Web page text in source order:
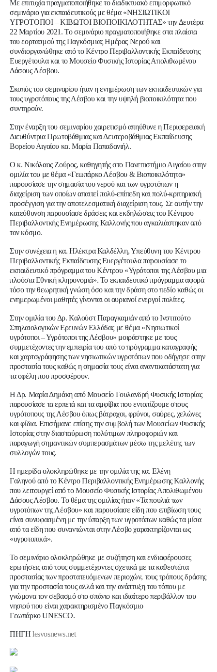
Με επιτυχία πραγματοποιήθηκε το διαδικτυακό επιμορφωτικό
σεμινάριο για εκπαιδευτικούς με θέμα «ΝΗΣΙΩΤΙΚΟΙ
ΥΓΡΟΤΟΠΟΙ – ΚΙΒΩΤΟΙ ΒΙΟΠΟΙΚΙΛΟΤΗΤΑΣ» την Δευτέρα
22 Μαρτίου 2021. Το σεμινάριο πραγματοποιήθηκε στα πλαίσια
του εορτασμού της Παγκόσμιας Ημέρας Νερού και
συνδιοργανώθηκε από τοΚέντρο Περιβαλλοντικής Εκπαίδευσης
Ευεργέτουλακαι το Μουσείο Φυσικής Ιστορίας Απολιθωμένου
Δάσους Λέσβου.
Σκοπός του σεμιναρίου ήταν η ενημέρωση των εκπαιδευτικών για
τους υγροτόπους της Λέσβου και την υψηλή βιοποικιλότητα που
συντηρούν.
Στην έναρξη του σεμιναρίου χαιρετισμό απηύθυνε η Περιφερειακή
Διευθύντρια Πρωτοβάθμιας και Δευτεροβάθμιας Εκπαίδευσης
Βορείου Αιγαίου κα. Μαρία Παπαδανιήλ.
Ο κ.Νικόλαος Ζούρος, καθηγητής στο Πανεπιστήμιο Αιγαίου στην
ομιλία του με θέμα «Γεωπάρκο Λέσβου & Βιοποικιλότητα»
παρουσίασε την σημασία του νερού και των υγροτόπων η
διαχείριση των οποίων απαιτεί πολύ-επίπεδη και πολύ-κριτηριακή
προσέγγιση για την αποτελεσματική διαχείριση τους. Σε αυτήν την
κατεύθυνση παρουσίασε δράσεις και εκδηλώσεις του Κέντρου
Περιβαλλοντκής Ενημέρωσης Καλλονής που αγκαλιάστηκαν από
τον κόσμο.
Στην συνέχεια η κα. Ηλέκτρα Καλδέλλη, Υπεύθυνη του Κέντρου
Περιβαλλοντικής Εκπαίδευσης Ευεργέτουλαπαρουσίασε το
εκπαιδευτικό πρόγραμμα του Κέντρου «Υγρότοποι της Λέσβου μια
πλούσια Εθνική κληρονομιά». Το εκπαιδευτικό πρόγραμμα αφορά
τόσο την θεωρητική γνώση όσο και την δράση στο πεδίο καθώς οι
ενημερωμένοι μαθητές γίνονται οι αυριανοί ενεργοί πολίτες.
Στην ομιλία του Δρ. Καλούστ Παραγκαμιάναπό το Ινστιτούτο
Σπηλαιολογικών Ερευνών Ελλάδας με θέμα «Νησιωτικοί
υγρότοποι – Υγρότοποι της Λέσβου» μοιράστηκε με τους
συμμετέχοντες την εμπειρία του από το πρόγραμμα καταγραφής
και χαρτογράφησης των νησιωτικών υγροτόπων που οδήγησε στην
προστασία τους καθώς η σημασία τους είναι αναντικατάστατη για
τα οφέλη που προσφέρουν.
Η Δρ. Μαρία Δημάκηαπό Μουσείο Γουλανδρή Φυσικής Ιστορίας
παρουσίασε τα ερπετά και τα αμφίβια που εντοπίζουμε στους
υγρότοπους της Λέσβου όπως βάτραχοι, φρύνοι, σαύρες, χελώνες
και φίδια. Επισήμανε επίσης την συμβολή των Μουσείων Φυσικής
Ιστορίας στην διασταύρωση πολύτιμων πληροφοριών και
παραγωγή σημαντικών συμπερασμάτων μέσω της μελέτης των
συλλογών τους.
Η ημερίδα ολοκληρώθηκε με την ομιλία της κα.Ελένη
Γαληνούαπό το Κέντρο Περιβαλλοντικής Ενημέρωσης Καλλονής
που λειτουργεί από το Μουσείο Φυσικής Ιστορίας Απολιθωμένου
Δάσους Λέσβου. Το θέμα της ομιλίας ήταν «Τα πουλιά των
υγροτόπων της Λέσβου» και παρουσίασε είδη που επιβίωση τους
είναι συνυφασμένη με την ύπαρξη των υγροτόπων καθώς τα μίσα
από τα είδη που συναντώνται στην Λέσβο χαρακτηρίζονται ως
«υγροτοπικά».
Το σεμινάριο ολοκληρώθηκε με συζήτηση και ενδιαφέρουσες
ερωτήσεις από τους συμμετέχοντες σχετικά με τα καθεστώτα
προστασίας των προστατευόμενων περιοχών, τους τρόπους δράσης
για την προστασία τους αλλά και την ανάπτυξη του τόπου με
γνώμονα τον σεβασμό στο σπάνιο και ιδιαίτερο περιβάλλον του
νησιού που είναι χαρακτηρισμένο Παγκόσμιο
ΓεωπάρκοUNESCO.
ΠΗΓΗ lesvosnews.net